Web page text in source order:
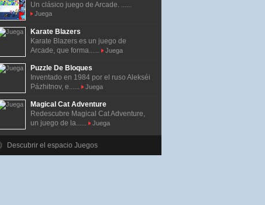
Un clásico juego de Arcade. ......
Juega
Karate Blazers
Karate Blazers es un juego de
Arcade, que forma......
Juega
Puzzle De Bloques
Inventado en 1984 por el ruso Alekséi
Pázhitnov, e......
Juega
Magical Cat Adventure
Redescubre Magical Cat Adventure,
un juego de la......
Juega
Descubrir el espacio Juegos